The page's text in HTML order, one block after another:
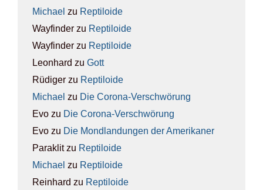
Michael zu Rep­ti­lo­ide
Wayfinder zu Rep­ti­lo­ide
Wayfinder zu Rep­ti­lo­ide
Leonhard zu Gott
Rüdiger zu Rep­ti­lo­ide
Michael zu Die Coro­na-Ver­schwö­rung
Evo zu Die Coro­na-Ver­schwö­rung
Evo zu Die Mond­lan­dun­gen der Ame­ri­ka­ner
Paraklitzu Rep­ti­lo­ide
Michael zu Rep­ti­lo­ide
Reinhard zu Rep­ti­lo­ide